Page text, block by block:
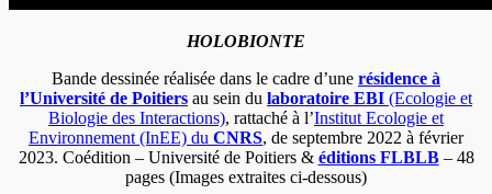
HOLOBIONTE
Bande dessinée réalisée dans le cadre d’une résidence à
l’Université de Poitiers au sein du laboratoire EBI (Ecologie et
Biologie des Interactions), rattaché à l’Institut Ecologie et
Environnement (InEE) du CNRS, de septembre 2022 à février
2023. Coédition – Université de Poitiers & éditions FLBLB– 48
pages (Images extraites ci-dessous)